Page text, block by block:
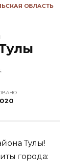
ОБЛАСТЬ
Тулы!
города: